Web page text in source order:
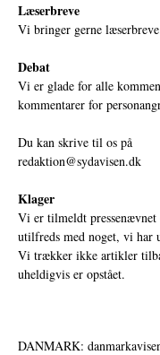
Læserbreve
Vi bringer gerne
Debat
Vi er glade for alle
kommentarer for
Du kan skrive til os på
redaktion@sydavisen.dk
Klager
Vi er tilmeldt
utilfreds med noget, vi har
Vi trækker ikke artikler
uheldigvis er opstået.
DANMARK: